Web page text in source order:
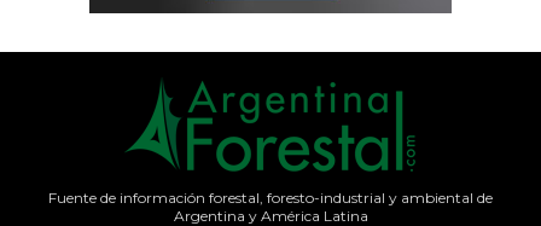
Fuente de información forestal, foresto-industrial y ambiental de
Argentina y América Latina